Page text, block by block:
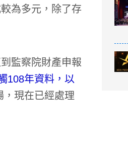
為多元，除了存
監察院財產申報
108年資料，以
，現在已經處理